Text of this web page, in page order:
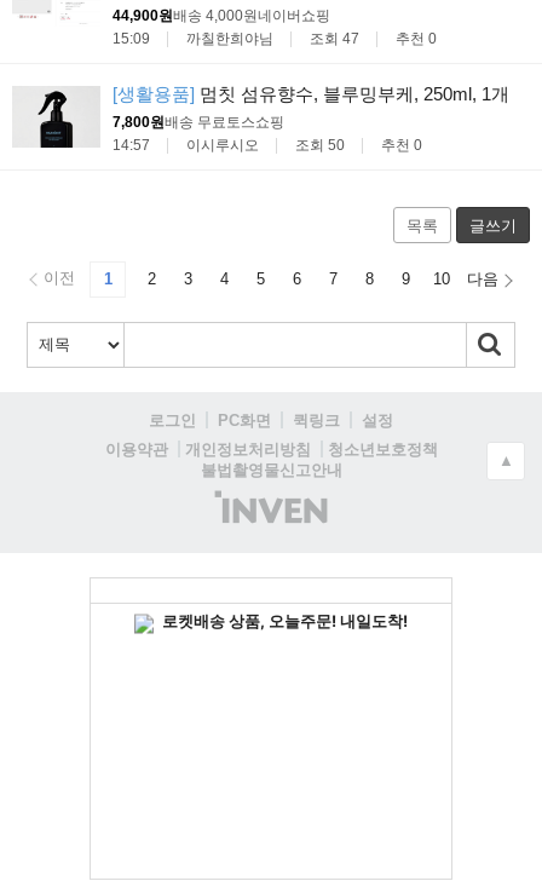
44,900원배송 4,000원네이버쇼핑
15:09
까칠한희야님 조회 47 추천 0
[생활용품] 멈칫 섬유향수, 블루밍부케, 250ml, 1개
7,800원배송 무료토스쇼핑
14:57
이시루시오 조회 50 추천 0
목록 글쓰기
이전 1 2 3 4 5 6 7 8 9 10 다음
로그인 PC화면 퀵링크
설정
이용약관
개인정보처리방침
청소년보호정책
불법촬영물신고안내
(주)
인
▲